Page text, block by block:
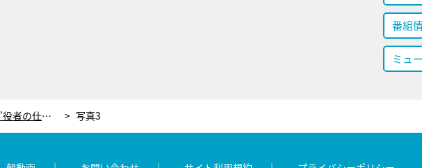
番組
ミュ
徳永えり、“一番やりたくなかった”役者の仕事。オーディションでは「やばい！ここお芝居をする事務所だ」 写真3